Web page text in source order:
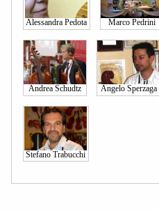
Alessandra Pedota Marco Pedrini
Andrea Schudtz Angelo Sperzaga
Stefano Trabucchi